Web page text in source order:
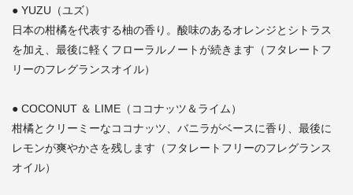
● YUZU（ユズ）
日本の柑橘を代表する柚の香り。酸味のあるオレンジとシトラス
を加え、最後に軽くフローラルノートが続きます（フタレートフ
リーのフレグランスオイル）
● COCONUT ＆ LIME（ココナッツ＆ライム）
柑橘とクリーミーなココナッツ、バニラがベースに香り、最後に
レモンが爽やかさを残します（フタレートフリーのフレグランス
オイル）